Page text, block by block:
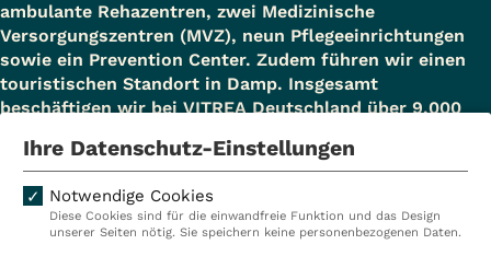
ambulante Rehazentren, zwei Medizinische
Versorgungszentren (MVZ), neun Pflegeeinrichtungen
sowie ein Prevention Center. Zudem führen wir einen
touristischen Standort in Damp. Insgesamt
beschäftigen wir bei VITREA Deutschland über 9.000
Kliniken
Ambulant
Ihre Datenschutz-Einstellungen
Notwendige Cookies
Diese Cookies sind für die einwandfreie Funktion und das Design
unserer Seiten nötig. Sie speichern keine personenbezogenen Daten.